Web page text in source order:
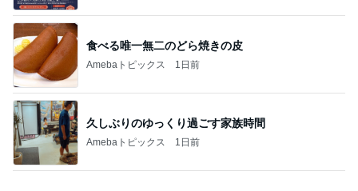
お弁当作りがラクになる3品同時調理
Amebaトピックス 1日前